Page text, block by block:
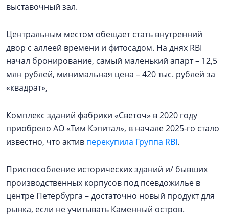
выставочный зал.
Центральным местом обещает стать внутренний
двор с аллеей времени и фитосадом. На днях RBI
начал бронирование, самый маленький апарт – 12,5
млн рублей, минимальная цена – 420 тыс. рублей за
«квадрат»,
Комплекс зданий фабрики «Светоч» в 2020 году
приобрело АО «Тим Кэпитал», в начале 2025-го стало
известно, что актив перекупила Группа RBI.
Приспособление исторических зданий и/ бывших
производственных корпусов под псевдожилье в
центре Петербурга – достаточно новый продукт для
рынка, если не учитывать Каменный остров.